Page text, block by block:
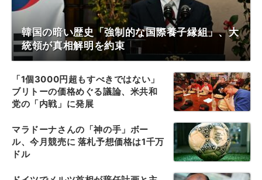
韓国の暗い歴史「強制的な国際養子縁組」、大
統領が真相解明を約束
「1個3000円超もすべきではない」
ブリトーの価格めぐる議論、米共和
党の「内戦」に発展
マラドーナさんの「神の手」ボー
ル、今月競売に 落札予想価格は1千万
ドル